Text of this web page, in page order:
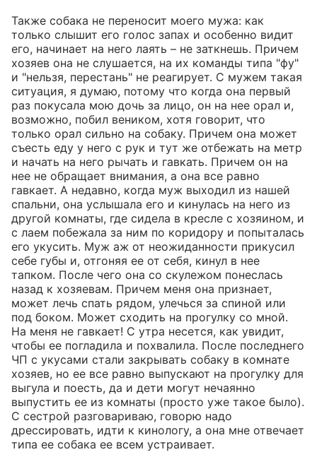
Также собака не переносит моего мужа: как
только слышит его голос запах и особенно видит
его, начинает на него лаять – не заткнешь. Причем
хозяев она не слушается, на их команды типа "фу"
и "нельзя, перестань" не реагирует. С мужем такая
ситуация, я думаю, потому что когда она первый
раз покусала мою дочь за лицо, он на нее орал и,
возможно, побил веником, хотя говорит, что
только орал сильно на собаку. Причем она может
съесть еду у него с рук и тут же отбежать на метр
и начать на него рычать и гавкать. Причем он на
нее не обращает внимания, а она все равно
гавкает. А недавно, когда муж выходил из нашей
спальни, она услышала его и кинулась на него из
другой комнаты, где сидела в кресле с хозяином, и
с лаем побежала за ним по коридору и попыталась
его укусить. Муж аж от неожиданности прикусил
себе губы и, отгоняя ее от себя, кинул в нее
тапком. После чего она со скулежом понеслась
назад к хозяевам. Причем меня она признает,
может лечь спать рядом, улечься за спиной или
под боком. Может сходить на прогулку со мной.
На меня не гавкает! С утра несется, как увидит,
чтобы ее погладила и похвалила. После последнего
ЧП с укусами стали закрывать собаку в комнате
хозяев, но ее все равно выпускают на прогулку для
выгула и поесть, да и дети могут нечаянно
выпустить ее из комнаты (просто уже такое было).
С сестрой разговариваю, говорю надо
дрессировать, идти к кинологу, а она мне отвечает
типа ее собака ее всем устраивает.